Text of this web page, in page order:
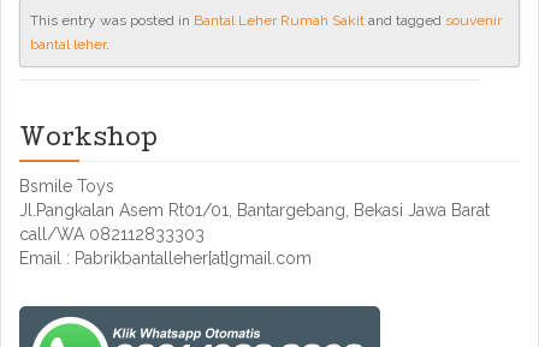
This entry was posted in Bantal Leher Rumah Sakit and tagged souvenir
bantal leher.
Workshop
Bsmile Toys
Jl.Pangkalan Asem Rt01/01, Bantargebang, Bekasi Jawa Barat
call/WA 082112833303
Email : Pabrikbantalleher[at]gmail.com